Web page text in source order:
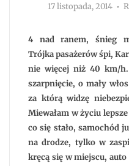
17 listopada, 2014
4 nad ranem, śnieg
Trójka pasażerów śpi,
nie więcej niż 40 km/h.
szarpnięcie, o mały
za którą widzę
Miewałam w życiu
co się stało, samochód
na drodze, tylko w
kręcą się w miejscu,